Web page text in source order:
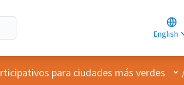
English
para ciudades más verdes